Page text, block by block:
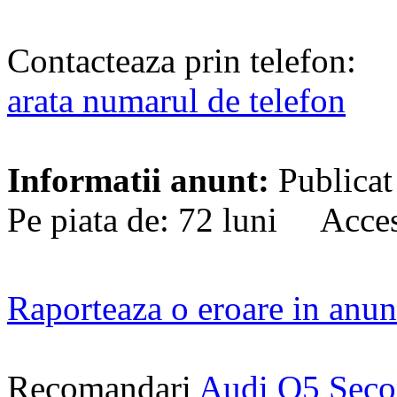
Contacteaza prin telefon:
arata numarul de telefon
Informatii anunt:
Pe piata de: 72 luni
Raporteaza o eroare in
Recomandari Audi Q5